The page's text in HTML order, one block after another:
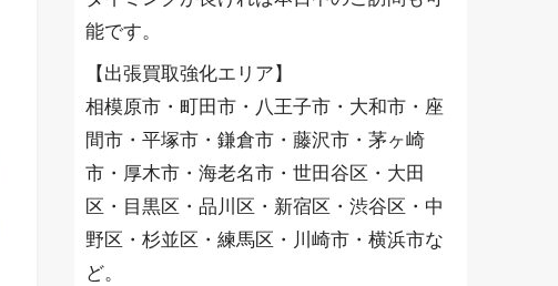
能です。
【出張買取強化エリア】
相模原市・町田市・八王子市・大和市・座
間市・平塚市・鎌倉市・藤沢市・茅ヶ崎
市・厚木市・海老名市・世田谷区・大田
区・目黒区・品川区・新宿区・渋谷区・中
野区・杉並区・練馬区・川崎市・横浜市な
ど。